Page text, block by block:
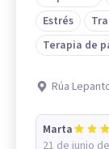
Estrés
Terapia de
Rúa
Marta